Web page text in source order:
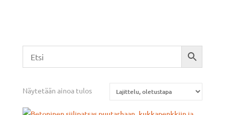
Näytetään ainoa tulos